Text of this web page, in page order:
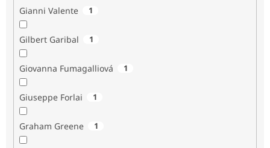
Gianni Valente 1
Gilbert Garibal 1
Giovanna Fumagalliová 1
Giuseppe Forlai 1
Graham Greene 1